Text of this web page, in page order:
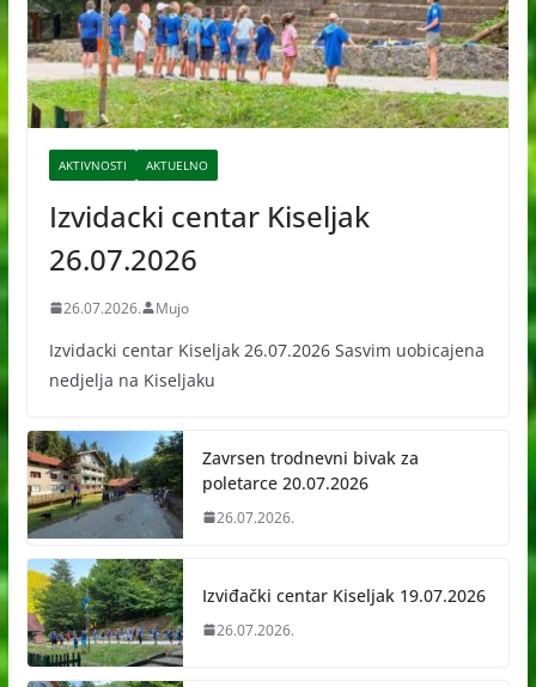
AKTIVNOSTI AKTUELNO
Izvidacki centar Kiseljak
26.07.2026
26.07.2026. Mujo
Izvidacki centar Kiseljak 26.07.2026 Sasvim uobicajena
nedjelja na Kiseljaku
Zavrsen trodnevni bivak za
poletarce 20.07.2026
26.07.2026.
Izviđački centar Kiseljak 19.07.2026
26.07.2026.